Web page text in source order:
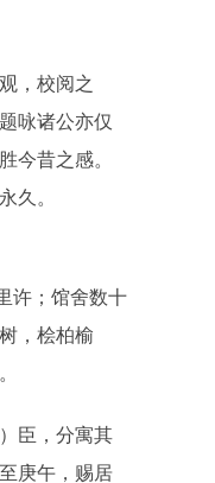
，校阅之
咏诸公亦仅
今昔之感。
久。
许；馆舍数十
，桧柏榆
臣，分寓其
庚午，赐居